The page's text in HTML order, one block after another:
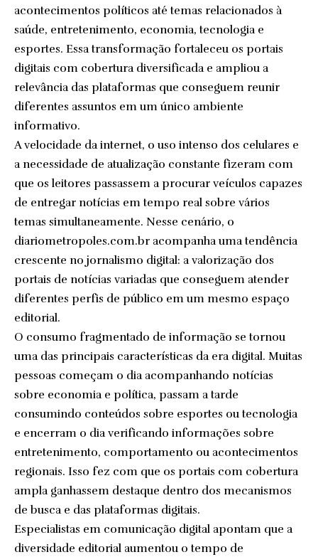
acontecimentos políticos até temas relacionados à
saúde, entretenimento, economia, tecnologia e
esportes. Essa transformação fortaleceu os portais
digitais com cobertura diversificada e ampliou a
relevância das plataformas que conseguem reunir
diferentes assuntos em um único ambiente
informativo.
A velocidade da internet, o uso intenso dos celulares e
a necessidade de atualização constante fizeram com
que os leitores passassem a procurar veículos capazes
de entregar notícias em tempo real sobre vários
temas simultaneamente. Nesse cenário, o
diariometropoles.com.br acompanha uma tendência
crescente no jornalismo digital: a valorização dos
portais de notícias variadas que conseguem atender
diferentes perfis de público em um mesmo espaço
editorial.
O consumo fragmentado de informação se tornou
uma das principais características da era digital. Muitas
pessoas começam o dia acompanhando notícias
sobre economia e política, passam a tarde
consumindo conteúdos sobre esportes ou tecnologia
e encerram o dia verificando informações sobre
entretenimento, comportamento ou acontecimentos
regionais. Isso fez com que os portais com cobertura
ampla ganhassem destaque dentro dos mecanismos
de busca e das plataformas digitais.
Especialistas em comunicação digital apontam que a
diversidade editorial aumentou o tempo de